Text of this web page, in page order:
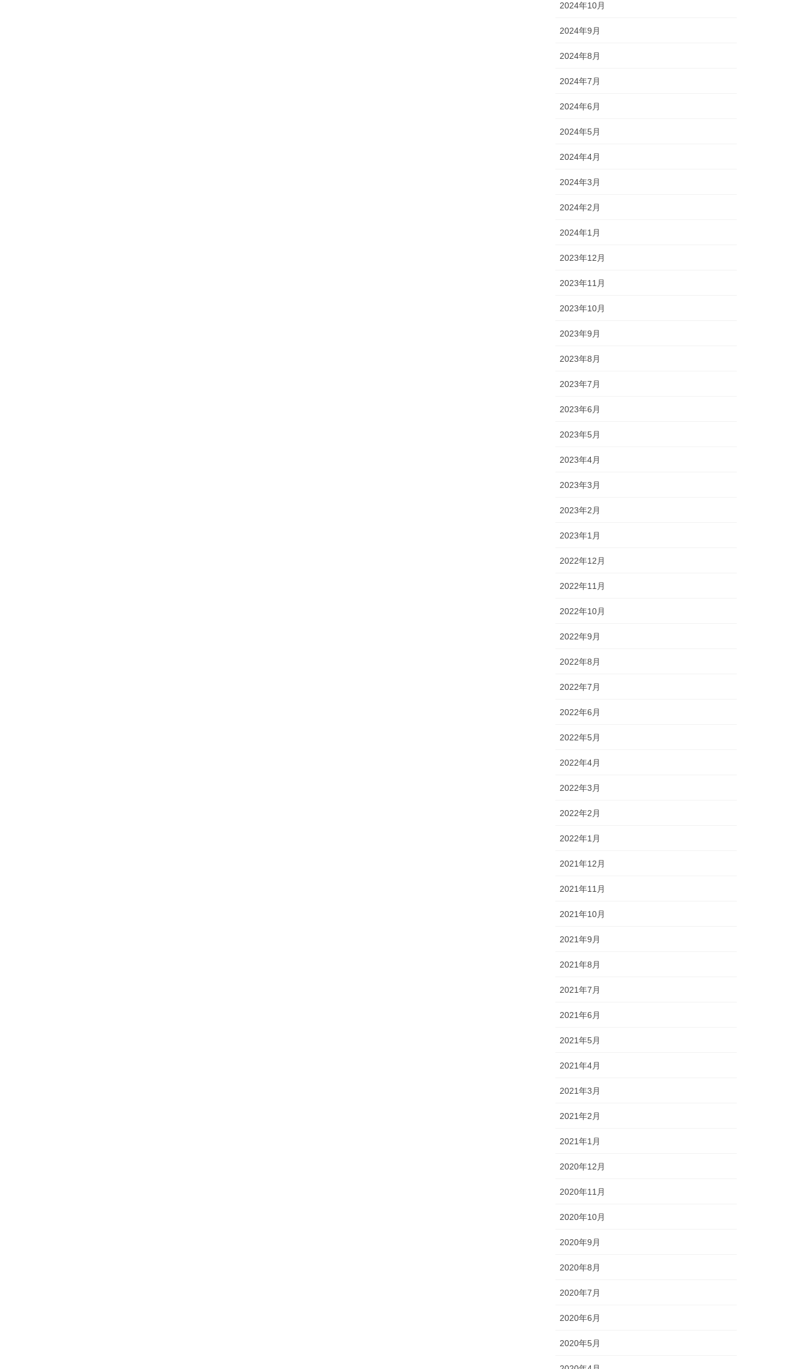
2024年10月
2024年9月
2024年8月
2024年7月
2024年6月
2024年5月
2024年4月
2024年3月
2024年2月
2024年1月
2023年12月
2023年11月
2023年10月
2023年9月
2023年8月
2023年7月
2023年6月
2023年5月
2023年4月
2023年3月
2023年2月
2023年1月
2022年12月
2022年11月
2022年10月
2022年9月
2022年8月
2022年7月
2022年6月
2022年5月
2022年4月
2022年3月
2022年2月
2022年1月
2021年12月
2021年11月
2021年10月
2021年9月
2021年8月
2021年7月
2021年6月
2021年5月
2021年4月
2021年3月
2021年2月
2021年1月
2020年12月
2020年11月
2020年10月
2020年9月
2020年8月
2020年7月
2020年6月
2020年5月